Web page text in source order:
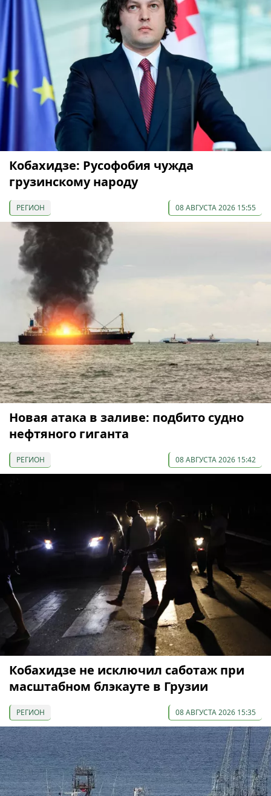
Кобахидзе: Русофобия чужда
грузинскому народу
РЕГИОН 08 АВГУСТА 2026 15:55
Новая атака в заливе: подбито судно
нефтяного гиганта
РЕГИОН 08 АВГУСТА 2026 15:42
Кобахидзе не исключил саботаж при
масштабном блэкауте в Грузии
РЕГИОН 08 АВГУСТА 2026 15:35